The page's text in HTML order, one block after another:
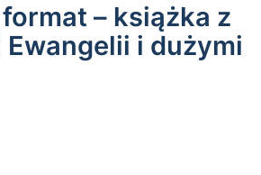
– książka z
i dużymi